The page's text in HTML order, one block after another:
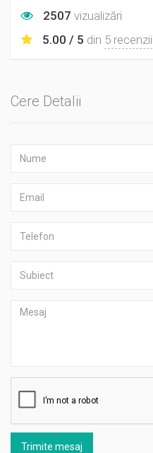
2507 vizualizări
5.00 / 5 din 5 recenzii
Cere Detalii
Trimite mesaj